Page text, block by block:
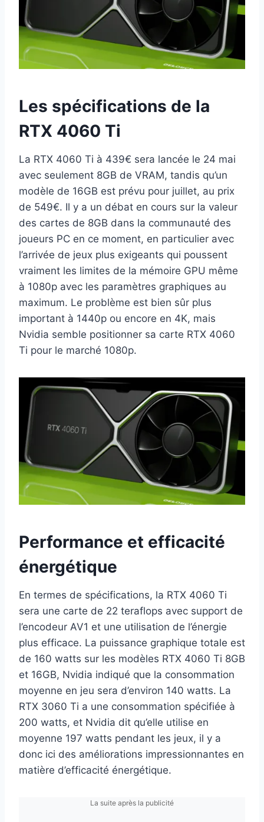
Les spécifications de la
RTX 4060 Ti
La RTX 4060 Ti à 439€ sera lancée le 24 mai
avec seulement 8GB de VRAM, tandis qu’un
modèle de 16GB est prévu pour juillet, au prix
de 549€. Il y a un débat en cours sur la valeur
des cartes de 8GB dans la communauté des
joueurs PC en ce moment, en particulier avec
l’arrivée de jeux plus exigeants qui poussent
vraiment les limites de la mémoire GPU même
à 1080p avec les paramètres graphiques au
maximum. Le problème est bien sûr plus
important à 1440p ou encore en 4K, mais
Nvidia semble positionner sa carte RTX 4060
Ti pour le marché 1080p.
Performance et efficacité
énergétique
En termes de spécifications, la RTX 4060 Ti
sera une carte de 22 teraflops avec support de
l’encodeur AV1 et une utilisation de l’énergie
plus efficace. La puissance graphique totale est
de 160 watts sur les modèles RTX 4060 Ti 8GB
et 16GB, Nvidia indiqué que la consommation
moyenne en jeu sera d’environ 140 watts. La
RTX 3060 Ti a une consommation spécifiée à
200 watts, et Nvidia dit qu’elle utilise en
moyenne 197 watts pendant les jeux, il y a
donc ici des améliorations impressionnantes en
matière d’efficacité énergétique.
La suite après la publicité